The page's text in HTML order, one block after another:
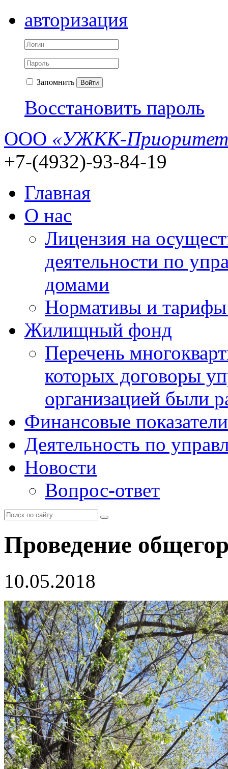
авторизация
Запомнить Войти
Восстановить пароль
ООО «УЖКК-
+7-(4932)-93-84-19
Главная
О нас
Лицензия на
деятельности по
домами
Нормативы и тарифы
Жилищный фонд
Перечень
которых договоры
организацией были
Финансовые показатели
Деятельность по
Новости
Вопрос-ответ
Проведение
10.05.2018